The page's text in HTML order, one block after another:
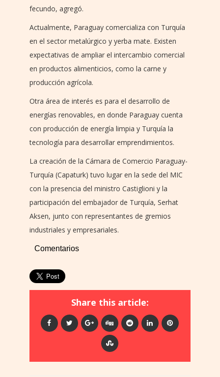
fecundo, agregó.
Actualmente, Paraguay comercializa con Turquía
en el sector metalúrgico y yerba mate. Existen
expectativas de ampliar el intercambio comercial
en productos alimenticios, como la carne y
producción agrícola.
Otra área de interés es para el desarrollo de
energías renovables, en donde Paraguay cuenta
con producción de energía limpia y Turquía la
tecnología para desarrollar emprendimientos.
La creación de la Cámara de Comercio Paraguay-
Turquía (Capaturk) tuvo lugar en la sede del MIC
con la presencia del ministro Castiglioni y la
participación del embajador de Turquía, Serhat
Aksen, junto con representantes de gremios
industriales y empresariales.
Comentarios
Share this article: